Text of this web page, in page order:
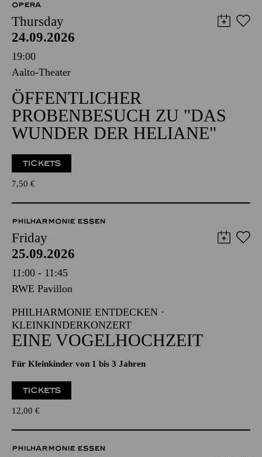
OPERA
Thursday
24.09.2026
19:00
Aalto-Theater
ÖFFENTLICHER
PROBENBESUCH ZU "DAS
WUNDER DER HELIANE"
TICKETS
7,50 €
PHILHARMONIE ESSEN
Friday
25.09.2026
11:00 - 11:45
RWE Pavillon
PHILHARMONIE ENTDECKEN ·
KLEINKINDERKONZERT
EINE VOGELHOCHZEIT
Für Kleinkinder von 1 bis 3 Jahren
TICKETS
12,00 €
PHILHARMONIE ESSEN